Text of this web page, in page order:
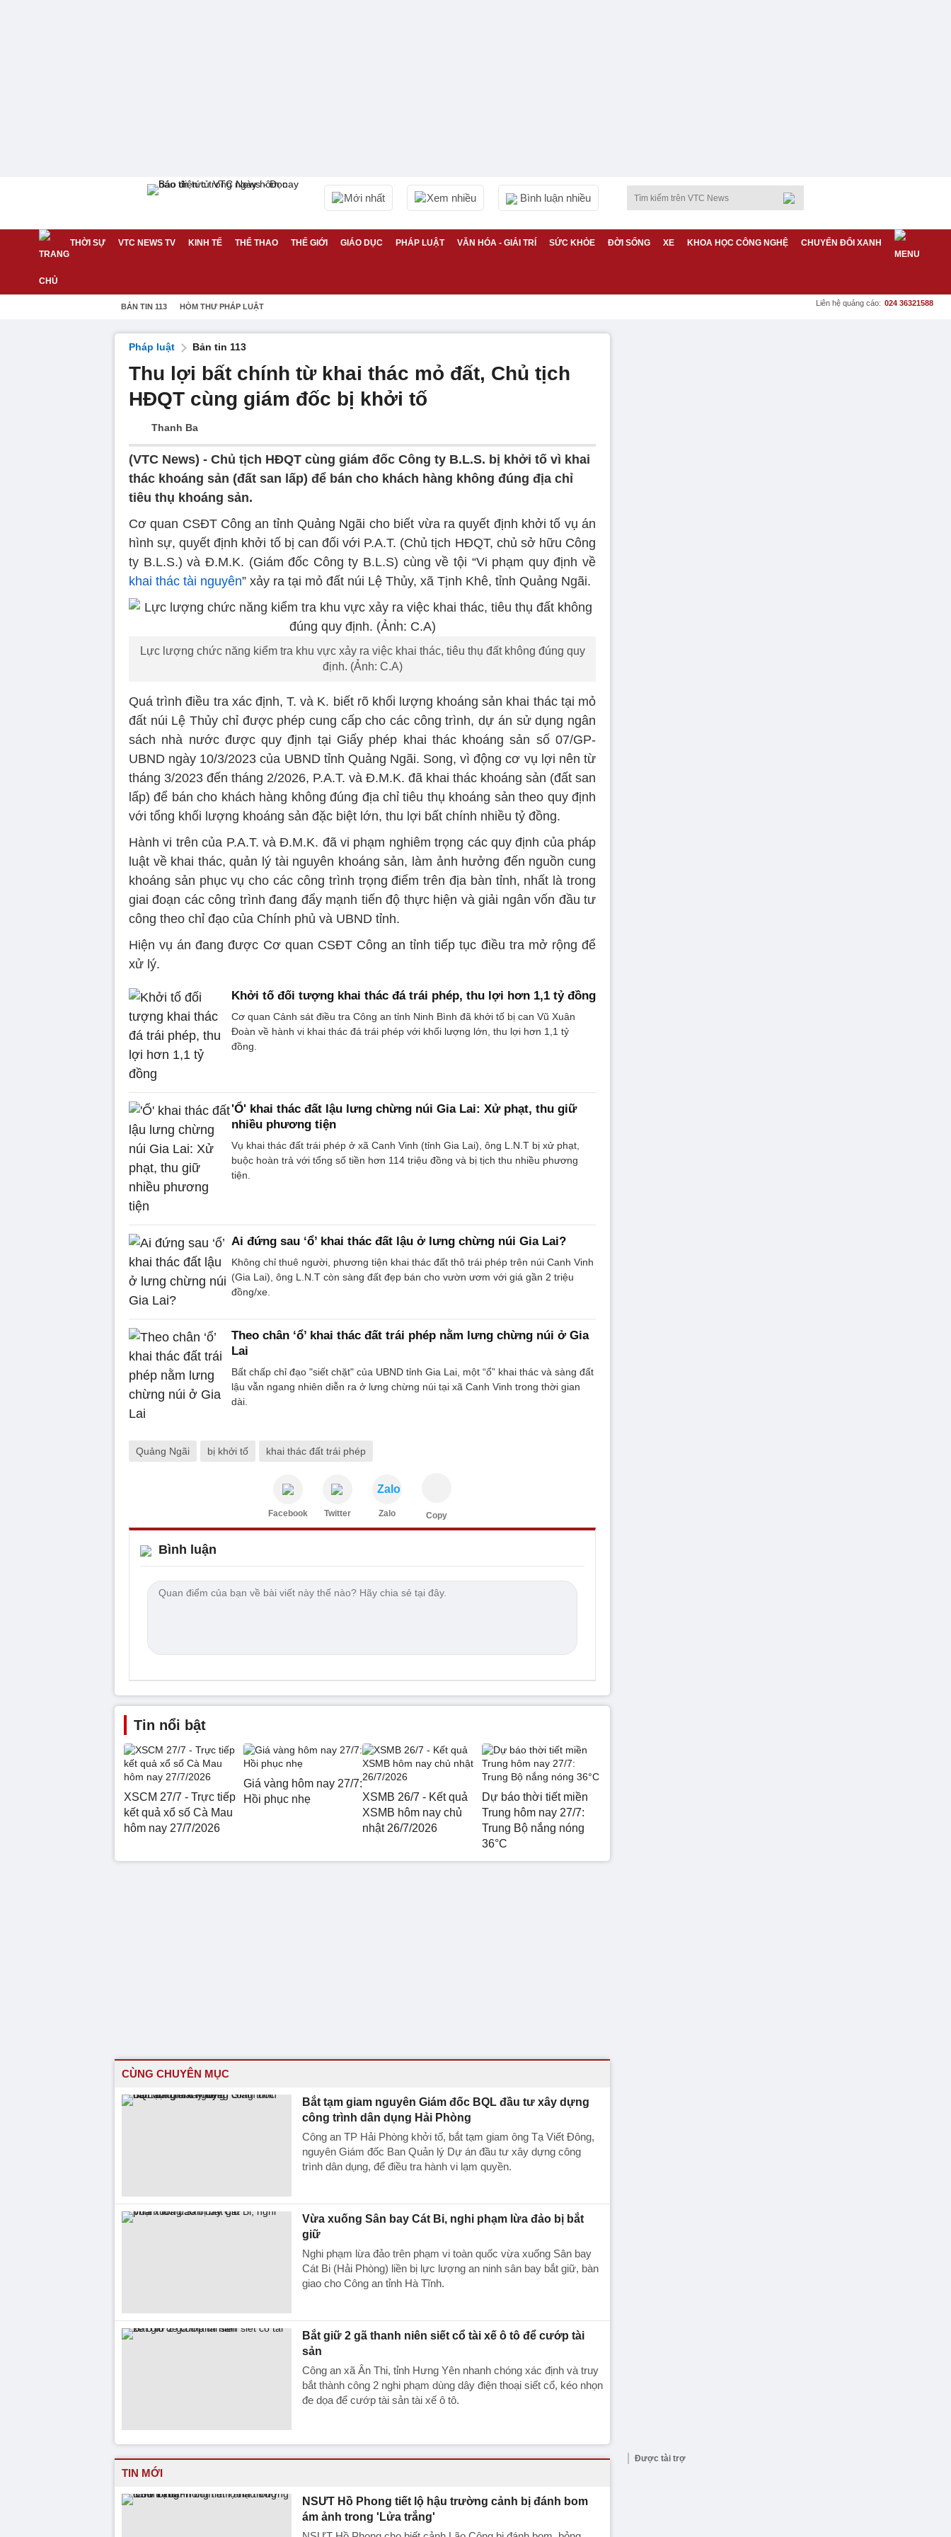
Mới nhất Xem nhiều Bình luận nhiều
THỜI SỰ VTC NEWS TV KINH TẾ THỂ THAO THẾ GIỚI GIÁO DỤC PHÁP LUẬT VĂN HÓA - GIẢI TRÍ SỨC KHỎE ĐỜI SỐNG XE KHOA HỌC CÔNG NGHỆ CHUYỂN ĐỔI XANH
BẢN TIN 113 HÒM THƯ PHÁP LUẬT Liên hệ quảng cáo: 024 36321588
Pháp luật Bản tin 113
Thu lợi bất chính từ khai thác mỏ đất, Chủ tịch
HĐQT cùng giám đốc bị khởi tố
Thanh Ba
(VTC News) - Chủ tịch HĐQT cùng giám đốc Công ty B.L.S. bị khởi tố vì khai
thác khoáng sản (đất san lấp) để bán cho khách hàng không đúng địa chỉ
tiêu thụ khoáng sản.
Cơ quan CSĐT Công an tỉnh Quảng Ngãi cho biết vừa ra quyết định khởi tố vụ án
hình sự, quyết định khởi tố bị can đối với P.A.T. (Chủ tịch HĐQT, chủ sở hữu Công
ty B.L.S.) và Đ.M.K. (Giám đốc Công ty B.L.S) cùng về tội “Vi phạm quy định về
khai thác tài nguyên” xảy ra tại mỏ đất núi Lệ Thủy, xã Tịnh Khê, tỉnh Quảng Ngãi.
Lực lượng chức năng kiểm tra khu vực xảy ra việc khai thác, tiêu thụ đất không đúng quy
định. (Ảnh: C.A)
Quá trình điều tra xác định, T. và K. biết rõ khối lượng khoáng sản khai thác tại mỏ
đất núi Lệ Thủy chỉ được phép cung cấp cho các công trình, dự án sử dụng ngân
sách nhà nước được quy định tại Giấy phép khai thác khoáng sản số 07/GP-
UBND ngày 10/3/2023 của UBND tỉnh Quảng Ngãi. Song, vì động cơ vụ lợi nên từ
tháng 3/2023 đến tháng 2/2026, P.A.T. và Đ.M.K. đã khai thác khoáng sản (đất san
lấp) để bán cho khách hàng không đúng địa chỉ tiêu thụ khoáng sản theo quy định
với tổng khối lượng khoáng sản đặc biệt lớn, thu lợi bất chính nhiều tỷ đồng.
Hành vi trên của P.A.T. và Đ.M.K. đã vi phạm nghiêm trọng các quy định của pháp
luật về khai thác, quản lý tài nguyên khoáng sản, làm ảnh hưởng đến nguồn cung
khoáng sản phục vụ cho các công trình trọng điểm trên địa bàn tỉnh, nhất là trong
giai đoạn các công trình đang đẩy mạnh tiến độ thực hiện và giải ngân vốn đầu tư
công theo chỉ đạo của Chính phủ và UBND tỉnh.
Hiện vụ án đang được Cơ quan CSĐT Công an tỉnh tiếp tục điều tra mở rộng để
xử lý.
Khởi tố đối tượng khai thác đá trái phép, thu lợi hơn 1,1 tỷ đồng
Cơ quan Cảnh sát điều tra Công an tỉnh Ninh Bình đã khởi tố bị can Vũ Xuân
Đoàn về hành vi khai thác đá trái phép với khối lượng lớn, thu lợi hơn 1,1 tỷ
đồng.
'Ổ' khai thác đất lậu lưng chừng núi Gia Lai: Xử phạt, thu giữ
nhiều phương tiện
Vụ khai thác đất trái phép ở xã Canh Vinh (tỉnh Gia Lai), ông L.N.T bị xử phạt,
buộc hoàn trả với tổng số tiền hơn 114 triệu đồng và bị tịch thu nhiều phương
tiện.
Ai đứng sau ‘ổ’ khai thác đất lậu ở lưng chừng núi Gia Lai?
Không chỉ thuê người, phương tiện khai thác đất thô trái phép trên núi Canh Vinh
(Gia Lai), ông L.N.T còn sàng đất đẹp bán cho vườn ươm với giá gần 2 triệu
đồng/xe.
Theo chân ‘ổ’ khai thác đất trái phép nằm lưng chừng núi ở Gia
Lai
Bất chấp chỉ đạo "siết chặt" của UBND tỉnh Gia Lai, một “ổ” khai thác và sàng đất
lậu vẫn ngang nhiên diễn ra ở lưng chừng núi tại xã Canh Vinh trong thời gian
dài.
Quảng Ngãi bị khởi tố khai thác đất trái phép
Facebook Twitter
Zalo
Zalo Copy
Bình luận
Tin nổi bật
XSCM 27/7 - Trực tiếp
kết quả xổ số Cà Mau
hôm nay 27/7/2026
Giá vàng hôm nay 27/7:
Hồi phục nhẹ
XSMB 26/7 - Kết quả
XSMB hôm nay chủ
nhật 26/7/2026
Dự báo thời tiết miền
Trung hôm nay 27/7:
Trung Bộ nắng nóng
36°C
CÙNG CHUYÊN MỤC
Bắt tạm giam nguyên Giám đốc BQL đầu tư xây dựng
công trình dân dụng Hải Phòng
Công an TP Hải Phòng khởi tố, bắt tạm giam ông Tạ Viết Đông,
nguyên Giám đốc Ban Quản lý Dự án đầu tư xây dựng công
trình dân dụng, để điều tra hành vi lạm quyền.
Vừa xuống Sân bay Cát Bi, nghi phạm lừa đảo bị bắt
giữ
Nghi phạm lừa đảo trên phạm vi toàn quốc vừa xuống Sân bay
Cát Bi (Hải Phòng) liền bị lực lượng an ninh sân bay bắt giữ, bàn
giao cho Công an tỉnh Hà Tĩnh.
Bắt giữ 2 gã thanh niên siết cổ tài xế ô tô để cướp tài
sản
Công an xã Ân Thi, tỉnh Hưng Yên nhanh chóng xác định và truy
bắt thành công 2 nghi phạm dùng dây điện thoại siết cổ, kéo nhọn
đe dọa để cướp tài sản tài xế ô tô.
TIN MỚI
NSƯT Hồ Phong tiết lộ hậu trường cảnh bị đánh bom
ám ảnh trong 'Lửa trắng'
Được tài trợ